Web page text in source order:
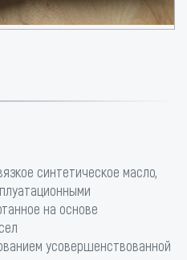
синтетическое масло,
на основе
усовершенствованной